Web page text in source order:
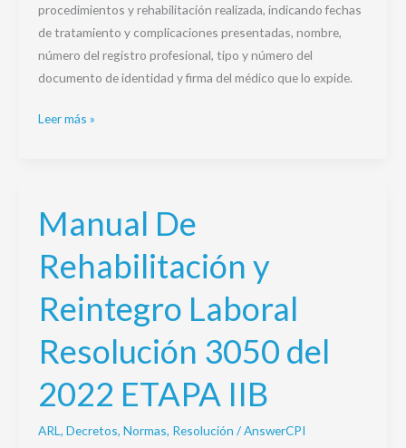
procedimientos y rehabilitación realizada, indicando fechas
de tratamiento y complicaciones presentadas, nombre,
número del registro profesional, tipo y número del
documento de identidad y firma del médico que lo expide.
Leer más »
Manual De
Rehabilitación y
Reintegro Laboral
Resolución 3050 del
2022 ETAPA IIB
ARL, Decretos, Normas, Resolución /AnswerCPI
Manual
De
Rehabilitación
y
Reintegro
Laboral
Resolución
del
ETAPA